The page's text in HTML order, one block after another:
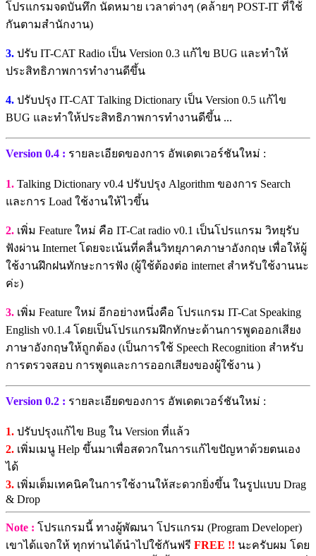
โปรแกรมจดบันทึก นัดหมาย เวลาต่างๆ (คล้ายๆ POST-IT ที่ใช้
กันตามสำนักงาน)
3. ปรับ IT-CAT Radio เป็น Version 0.3 แก้ไข BUG และทำให้
ประสิทธิภาพการทำงานดีขึ้น
4. ปรับปรุง IT-CAT Talking Dictionary เป็น Version 0.5 แก้ไข
BUG และทำให้ประสิทธิภาพการทำงานดีขึ้น ...
Version 0.4 : รายละเอียดของการ อัพเดตเวอร์ชันใหม่ :
1. Talking Dictionary v0.4 ปรับปรุง Algorithm ของการ Search
และการ Load ใช้งานให้ไวขึ้น
2. เพิ่ม Feature ใหม่ คือ IT-Cat radio v0.1 เป็นโปรแกรม วิทยุรับ
ฟังผ่าน Internet โดยจะเน้นที่คลื่นวิทยุภาคภาษาอังกฤษ เพื่อให้ผู้
ใช้งานฝึกฝนทักษะการฟัง (ผู้ใช้ต้องต่อ internet สำหรับใช้งานนะ
ค่ะ)
3. เพิ่ม Feature ใหม่ อีกอย่างหนึ่งคือ โปรแกรม IT-Cat Speaking
English v0.1.4 โดยเป็นโปรแกรมฝึกทักษะด้านการพูดออกเสียง
ภาษาอังกฤษให้ถูกต้อง (เป็นการใช้ Speech Recognition สำหรับ
การตรวจสอบ การพูดและการออกเสียงของผู้ใช้งาน )
Version 0.2 : รายละเอียดของการ อัพเดตเวอร์ชันใหม่ :
1. ปรับปรุงแก้ไข Bug ใน Version ที่แล้ว
2. เพิ่มเมนู Help ขึ้นมาเพื่อสดวกในการแก้ไขปัญหาด้วยตนเอง
ได้
3. เพิ่มเต็มเทคนิคในการใช้งานให้สะดวกยิ่งขึ้น ในรูปแบบ Drag
& Drop
Note : โปรแกรมนี้ ทางผู้พัฒนา โปรแกรม (Program Developer)
เขาได้แจกให้ ทุกท่านได้นำไปใช้กันฟรี FREE !! นะครับผม โดย